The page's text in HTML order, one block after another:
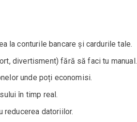
la conturile bancare și cardurile tale.
divertisment) fără să faci tu manual.
unde poți economisi.
în timp real.
reducerea datoriilor.